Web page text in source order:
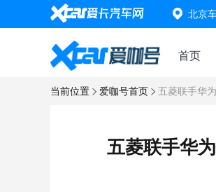
北京
首页
当前位置 爱咖号首页 五菱联手华
五菱联手华